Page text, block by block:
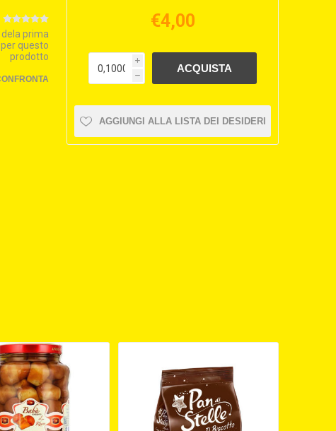
prima
questo
prodotto
€4,00
i
h
AGGIUNGI ALLA LISTA DEI DESIDERI